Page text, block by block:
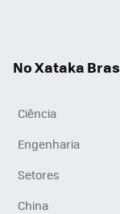
No Xataka
Ciência
Engenharia
Setores
China